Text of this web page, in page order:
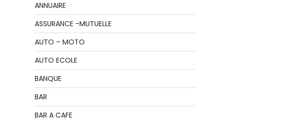
ANNUAIRE
ASSURANCE -MUTUELLE
AUTO – MOTO
AUTO ECOLE
BANQUE
BAR
BAR A CAFE